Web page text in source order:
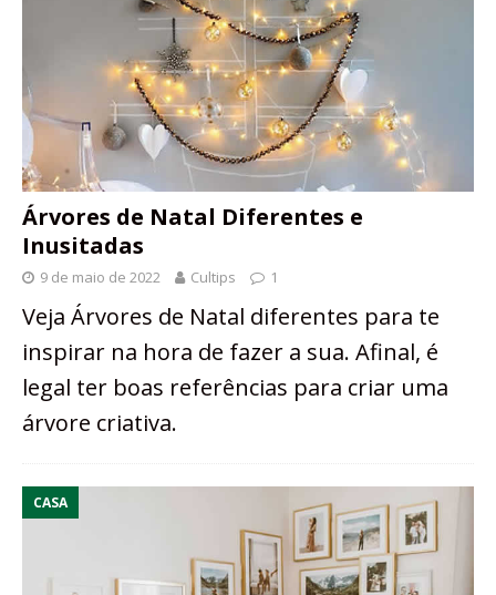
Árvores de Natal Diferentes e
Inusitadas
9 de maio de 2022 Cultips 1
Veja Árvores de Natal diferentes para te
inspirar na hora de fazer a sua. Afinal, é
legal ter boas referências para criar uma
árvore criativa.
CASA